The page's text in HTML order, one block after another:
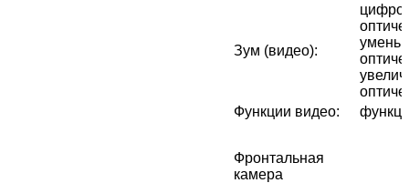
Зум (видео):
Функции видео:
Фронтальная
камера